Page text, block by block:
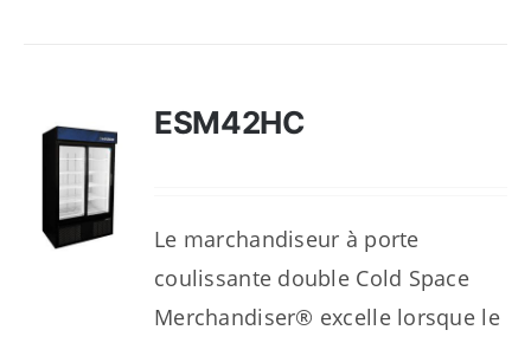
ESM42HC
Le marchandiseur à porte
coulissante double Cold Space
Merchandiser® excelle lorsque le